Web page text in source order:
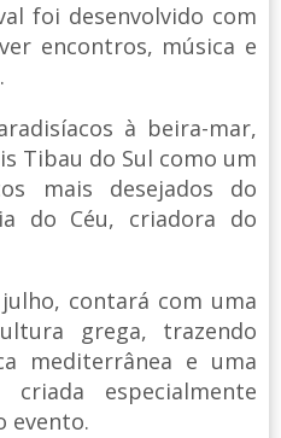
foi desenvolvido com
encontros, música e
à beira-mar,
Tibau do Sul como um
mais desejados do
do Céu, criadora do
contará com uma
grega, trazendo
mediterrânea e uma
criada especialmente
evento.